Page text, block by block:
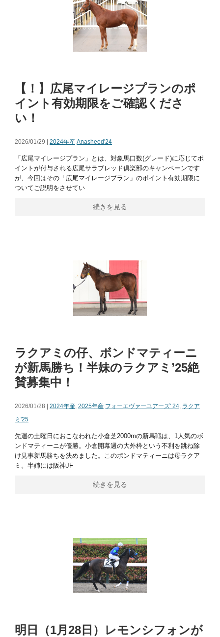
【！】広尾マイレージプランのポ
イント有効期限をご確認くださ
い！
2026/01/29 | 2024年産 Anasheed'24
「広尾マイレージプラン」とは、対象馬口数(グレード)に応じてポ
イントが付与される広尾サラブレッド俱楽部のキャンペーンです
が、今回はその「広尾マイレージプラン」のポイント有効期限に
ついてご説明をさせてい
続きを見る
ラクアミの仔、ボンドマティーニ
が新馬勝ち！半妹のラクアミ’25絶
賛募集中！
2026/01/28 | 2024年産 2025年産 フォーエヴァーユアーズ' 24 ラクア
ミ'25
先週の土曜日におこなわれた小倉芝2000mの新馬戦は、1人気のボ
ンドマティーニが優勝。小倉開幕週の大外枠という不利を跳ね除
け見事新馬勝ちを決めました。このボンドマティーニは母ラクア
ミ。半姉には阪神JF
続きを見る
明日（1月28日）レモンシフォンが